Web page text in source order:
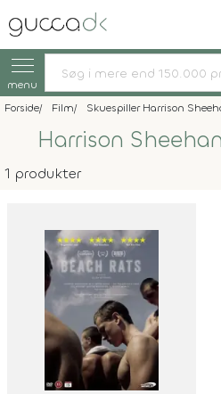
menu
Forside Film Skuespiller Harrison
Harrison
1 produkter